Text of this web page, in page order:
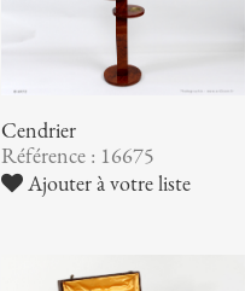
Cendrier
Référence : 16675
Ajouter à votre liste